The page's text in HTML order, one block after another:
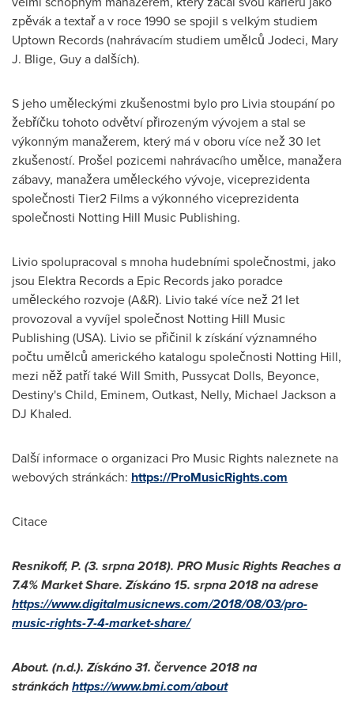
zpěvák a textař a v roce 1990 se spojil s velkým studiem
Uptown Records (nahrávacím studiem umělců Jodeci, Mary
J. Blige, Guy a dalších).
S jeho uměleckými zkušenostmi bylo pro Livia stoupání po
žebříčku tohoto odvětví přirozeným vývojem a stal se
výkonným manažerem, který má v oboru více než 30 let
zkušeností. Prošel pozicemi nahrávacího umělce, manažera
zábavy, manažera uměleckého vývoje, viceprezidenta
společnosti Tier2 Films a výkonného viceprezidenta
společnosti Notting Hill Music Publishing.
Livio spolupracoval s mnoha hudebními společnostmi, jako
jsou Elektra Recordsa Epic Records jako poradce
uměleckého rozvoje (A&R). Livio také více než 21 let
provozoval a vyvíjel společnost Notting Hill Music
Publishing (USA). Livio se přičinil k získání významného
počtu umělců amerického katalogu společnosti Notting Hill,
mezi něž patří takéWill Smith, Pussycat Dolls, Beyonce,
Destiny's Child, Eminem, Outkast, Nelly, Michael Jackson a
DJ Khaled.
Další informace o organizaci Pro Music Rights naleznete na
webových stránkách: https://ProMusicRights.com
Citace
Resnikoff, P. (3. srpna 2018). PRO Music Rights Reaches a
7.4% Market Share. Získáno 15. srpna 2018 na adrese
https://www.digitalmusicnews.com/2018/08/03/pro-
music-rights-7-4-market-share/
About. (n.d.). Získáno 31. července 2018 na
stránkáchhttps://www.bmi.com/about